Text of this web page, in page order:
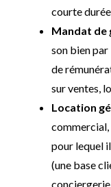
courte
Mandat de
son bien
de
sur ventes,
Location
commercial,
pour lequel
(une base
conciergerie